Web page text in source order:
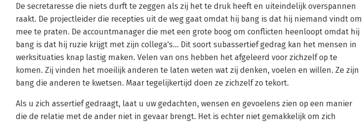
De secretaresse die niets durft te zeggen als zij het te druk heeft en uiteindelijk overspannen
raakt. De projectleider die recepties uit de weg gaat omdat hij bang is dat hij niemand vindt om
mee te praten. De accountmanager die met een grote boog om conflicten heenloopt omdat hij
bang is dat hij ruzie krijgt met zijn collega's... Dit soort subassertief gedrag kan het mensen in
werksituaties knap lastig maken. Velen van ons hebben het afgeleerd voor zichzelf op te
komen. Zij vinden het moeilijk anderen te laten weten wat zij denken, voelen en willen. Ze zijn
bang die anderen te kwetsen. Maar tegelijkertijd doen ze zichzelf zo tekort.
Als u zich assertief gedraagt, laat u uw gedachten, wensen en gevoelens zien op een manier
die de relatie met de ander niet in gevaar brengt. Het is echter niet gemakkelijk om zich